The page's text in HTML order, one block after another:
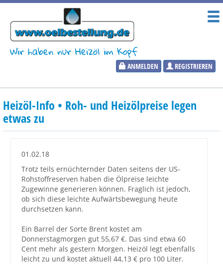
Wir haben nur Heizöl im Kopf
ANMELDEN REGISTRIEREN
Heizölpreise
Aktueller Heizölpreis
Marktinformationen
Wunschpreis Benachrichtigung
Großbestellungen
Heizöl-Info • Roh- und Heizölpreise legen
etwas zu
01.02.18
Trotz teils ernüchternder Daten seitens der US-
Rohstoffreserven haben die Ölpreise leichte
Zugewinne generieren können. Fraglich ist jedoch,
ob sich diese leichte Aufwärtsbewegung heute
durchsetzen kann.
Ein Barrel der Sorte Brent kostet am
Donnerstagmorgen gut 55,67 €. Das sind etwa 60
Cent mehr als gestern Morgen. Heizöl legt ebenfalls
leicht zu und kostet aktuell 44,13 € pro 100 Liter.